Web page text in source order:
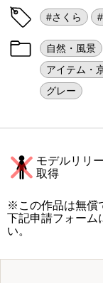
#さくら
自然・風景
アイテム・
グレー
モデルリリ
取得
※この作品は無償
下記申請フォーム
い。